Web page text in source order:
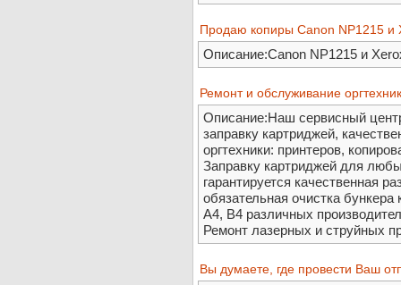
Продаю копиры Canon NP1215 и
Описание:Canon NP1215 и
Ремонт и обслуживание
Описание:Наш сервисный
заправку картриджей,
оргтехники: принтеров,
Заправку картриджей для
гарантируется качественная
обязательная очистка
А4, В4 различных
Ремонт лазерных и струйных
Вы думаете, где провести Ваш